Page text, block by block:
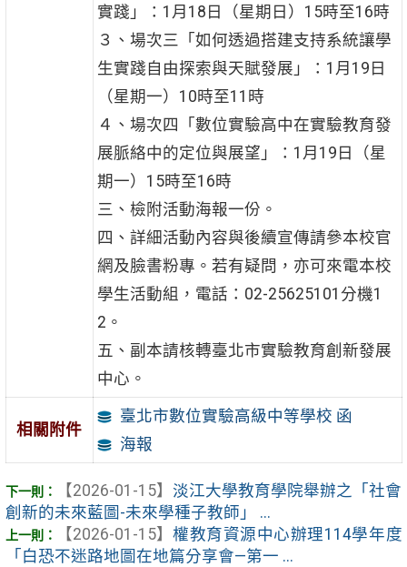
實踐」：1月18日（星期日）15時至16時
３、場次三「如何透過搭建支持系統讓學
生實踐自由探索與天賦發展」：1月19日
（星期一）10時至11時
４、場次四「數位實驗高中在實驗教育發
展脈絡中的定位與展望」：1月19日（星
期一）15時至16時
三、檢附活動海報一份。
四、詳細活動內容與後續宣傳請參本校官
網及臉書粉專。若有疑問，亦可來電本校
學生活動組，電話：02-25625101分機1
2。
五、副本請核轉臺北市實驗教育創新發展
中心。
相關附件
臺北市數位實驗高級中等學校 函
海報
【2026-01-15】 淡江大學教育學院舉辦之「社會
創新的未來藍圖-未來學種子教師」 ...
【2026-01-15】 權教育資源中心辦理114學年度
「白恐不迷路地圖在地篇分享會—第一 ...